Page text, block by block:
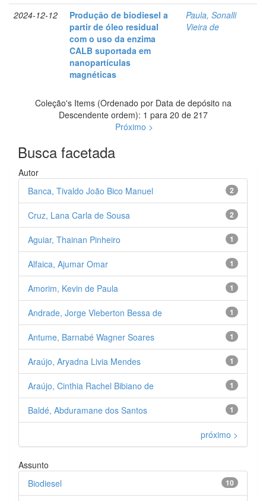
2024-12-12
Produção de biodiesel a
partir de óleo residual
com o uso da enzima
CALB suportada em
nanopartículas
magnéticas
Paula, Sonalli
Vieira de
Coleção's Items (Ordenado por Data de depósito na
Descendente ordem): 1 para 20 de 217
Próximo >
Busca facetada
Autor
2
Banca, Tivaldo João Bico Manuel
2
Cruz, Lana Carla de Sousa
1
Aguiar, Thainan Pinheiro
1
Alfaica, Ajumar Omar
1
Amorim, Kevin de Paula
1
Andrade, Jorge Vleberton Bessa de
1
Antume, Barnabé Wagner Soares
1
Araújo, Aryadna Livia Mendes
1
Araújo, Cinthia Rachel Bibiano de
1
Baldé, Abduramane dos Santos
próximo >
Assunto
10
Biodiesel